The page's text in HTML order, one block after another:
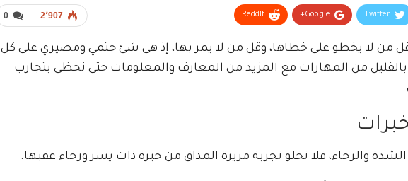
0 2٬907 Twitter
Google+
ReddIt
من لا يخطو على خطاها، وقل من لا يمر بها، إذ هى شئ حتمي ومصيري على كل
بالقليل من المهارات مع المزيد من المعارف والمعلومات حتى نحظى بتجارب
الشدة والرخاء، فلا تخلو تجربة مريرة المذاق من خبرة ذات يسر ورخاء عقبها.